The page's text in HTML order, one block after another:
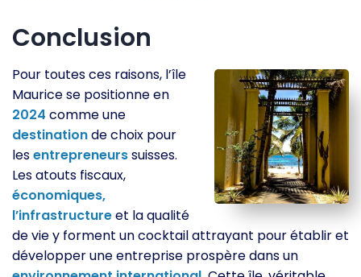
Conclusion
Pour toutes ces raisons, l’île
Maurice se positionne en
2024 comme une
destinationde choix pour
lesentrepreneurssuisses.
Les atouts fiscaux,
économiques,
l’infrastructureet la qualité
de vie y forment un cocktail attrayant pour établir et
développer une entreprise prospère dans un